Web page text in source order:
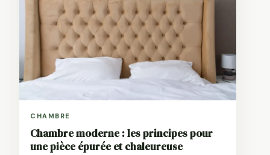
CHAMBRE
Chambre moderne : les principes pour
une pièce épurée et chaleureuse